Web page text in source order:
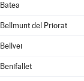
Batea
Bellmunt del Priorat
Bellvei
Benifallet